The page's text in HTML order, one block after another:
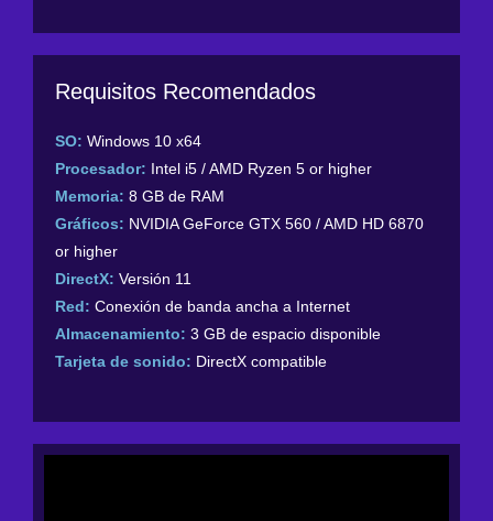
Requisitos Recomendados
SO: Windows 10 x64
Procesador: Intel i5 / AMD Ryzen 5 or higher
Memoria: 8 GB de RAM
Gráficos: NVIDIA GeForce GTX 560 / AMD HD 6870
or higher
DirectX: Versión 11
Red: Conexión de banda ancha a Internet
Almacenamiento: 3 GB de espacio disponible
Tarjeta de sonido: DirectX compatible